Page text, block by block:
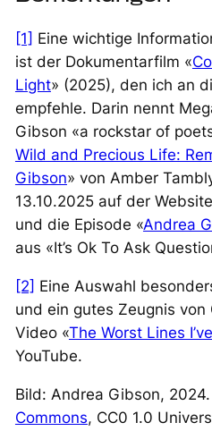
[1] Eine wichtige
ist der Dokumentarfilm «
Light» (2025), den ich an
empfehle. Darin nennt
Gibson «a rockstar of
Wild and Precious Life:
Gibson» von Amber
13.10.2025 auf der
und die Episode «Andrea
aus «It’s Ok To Ask
[2] Eine Auswahl
und ein gutes Zeugnis
Video «The Worst Lines
YouTube.
Bild: Andrea Gibson,
Commons, CC0 1.0